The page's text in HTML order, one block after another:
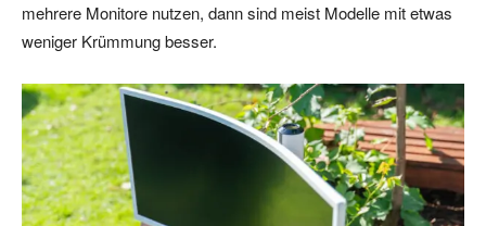
mehrere Monitore nutzen, dann sind meist Modelle mit etwas
weniger Krümmung besser.